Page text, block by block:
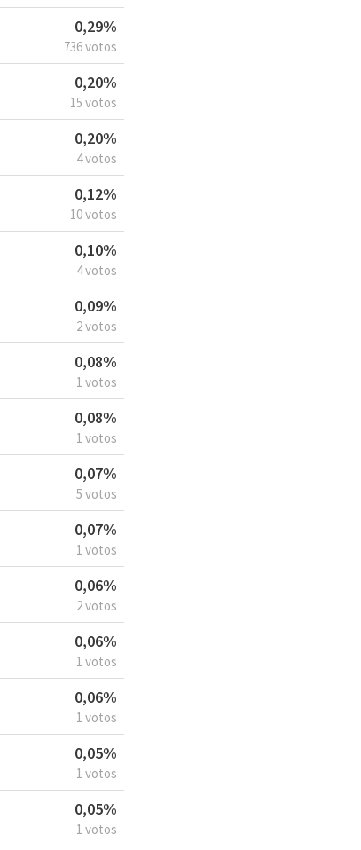
0,29%
736 votos
0,20%
15 votos
0,20%
4 votos
0,12%
10 votos
0,10%
4 votos
0,09%
2 votos
0,08%
1 votos
0,08%
1 votos
0,07%
5 votos
0,07%
1 votos
0,06%
2 votos
0,06%
1 votos
0,06%
1 votos
0,05%
1 votos
0,05%
1 votos